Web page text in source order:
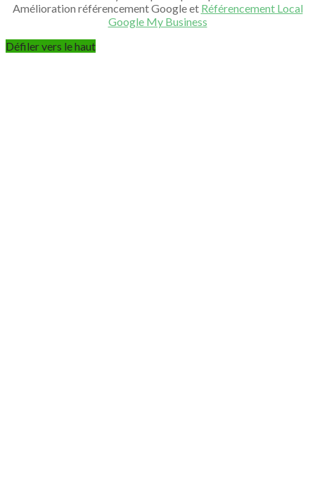
Amélioration référencement Google et Référencement Local
Google My Business
Défiler vers le haut